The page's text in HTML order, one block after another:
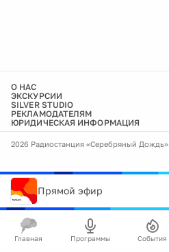
О НАС
ЭКСКУРСИИ
SILVER STUDIO
РЕКЛАМОДАТЕЛЯМ
ЮРИДИЧЕСКАЯ ИНФОРМАЦИЯ
2026 Радиостанция «Серебряный Дождь»
Прямой эфир
Главная Программы События